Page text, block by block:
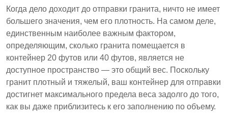
Когда дело доходит до отправки гранита, ничто не имеет
большего значения, чем его плотность. На самом деле,
единственным наиболее важным фактором,
определяющим, сколько гранита помещается в
контейнер 20 футов или 40 футов, является не
доступное пространство — это общий вес. Поскольку
гранит плотный и тяжелый, ваш контейнер для отправки
достигнет максимального предела веса задолго до того,
как вы даже приблизитесь к его заполнению по объему.